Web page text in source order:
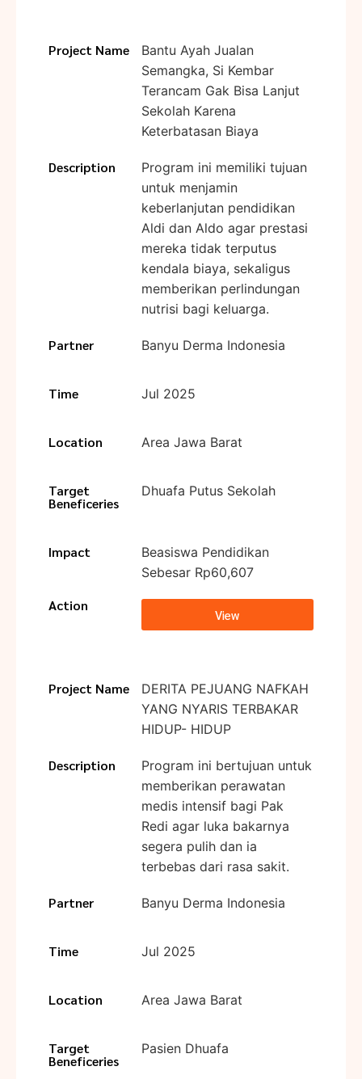
Project Name
Bantu Ayah Jualan
Semangka, Si Kembar
Terancam Gak Bisa Lanjut
Sekolah Karena
Keterbatasan Biaya
Description
Program ini memiliki tujuan
untuk menjamin
keberlanjutan pendidikan
Aldi dan Aldo agar prestasi
mereka tidak terputus
kendala biaya, sekaligus
memberikan perlindungan
nutrisi bagi keluarga.
Partner Banyu Derma Indonesia
Time Jul 2025
Location Area Jawa Barat
Target
Beneficeries
Dhuafa Putus Sekolah
Impact
Beasiswa Pendidikan
Sebesar Rp60,607
Action
View
Project Name
DERITA PEJUANG NAFKAH
YANG NYARIS TERBAKAR
HIDUP- HIDUP
Description
Program ini bertujuan untuk
memberikan perawatan
medis intensif bagi Pak
Redi agar luka bakarnya
segera pulih dan ia
terbebas dari rasa sakit.
Partner Banyu Derma Indonesia
Time Jul 2025
Location Area Jawa Barat
Target
Beneficeries
Pasien Dhuafa